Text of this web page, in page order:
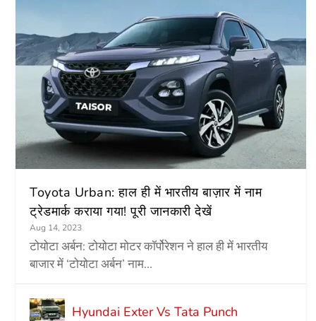
Toyota Urban: हाल ही में भारतीय बाज़ार में नाम
ट्रेडमार्क कराया गया! पूरी जानकारी देखें
Aug 14, 2023
टोयोटा अर्बन: टोयोटा मोटर कॉर्पोरेशन ने हाल ही में भारतीय
बाजार में ‘टोयोटा अर्बन’ नाम...
Hyundai Exter Vs Tata Punch